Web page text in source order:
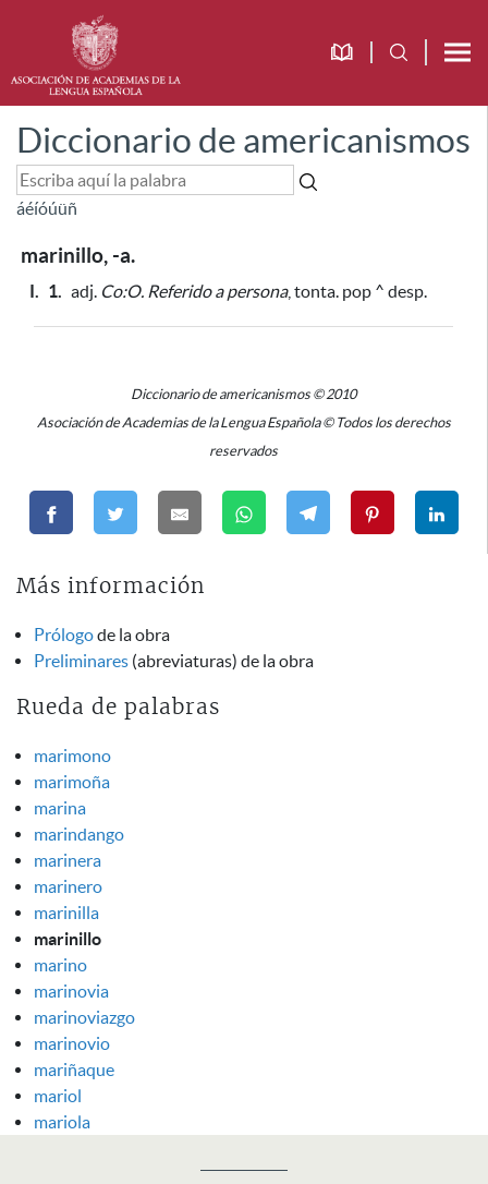
Diccionario de americanismos
áéíóúüñ
marinillo, -a.
I. 1. adj. Co:O. Referido a persona, tonta. pop ^ desp.
Diccionario de americanismos © 2010
Asociación de Academias de la Lengua Española © Todos los derechos
reservados
Más información
Prólogode la obra
Preliminares (abreviaturas) de la obra
Rueda de palabras
marimono
marimoña
marina
marindango
marinera
marinero
marinilla
marinillo
marino
marinovia
marinoviazgo
marinovio
mariñaque
mariol
mariola